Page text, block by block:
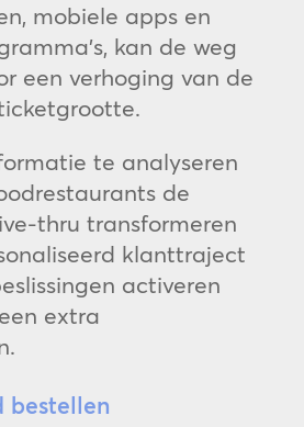
mobiele apps en
kan de weg
een verhoging van de
te analyseren
de
thru transformeren
klanttraject
activeren
extra
bestellen